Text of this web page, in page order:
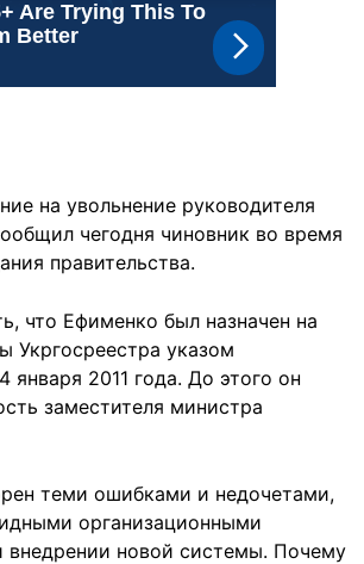
на увольнение руководителя
чегодня чиновник во время
правительства.
что Ефименко был назначен на
Укргосреестра указом
января 2011 года. До этого он
заместителя министра
теми ошибками и недочетами,
организационными
внедрении новой системы. Почему